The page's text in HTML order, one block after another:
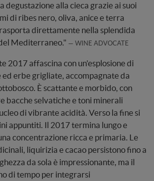
degustazione alla cieca grazie ai suoi
di ribes nero, oliva, anice e terra
direttamente nella splendida
Mediterraneo."
WINE ADVOCATE
2017 affascina con un'esplosione di
erbe grigliate, accompagnate da
È scattante e morbido, con
bacche selvatiche e toni minerali
di vibrante acidità. Verso la fine si
appuntiti. Il 2017 termina lungo e
concentrazione ricca e primaria. Le
liquirizia e cacao persistono fino a
da sola è impressionante, ma il
di tempo per integrarsi